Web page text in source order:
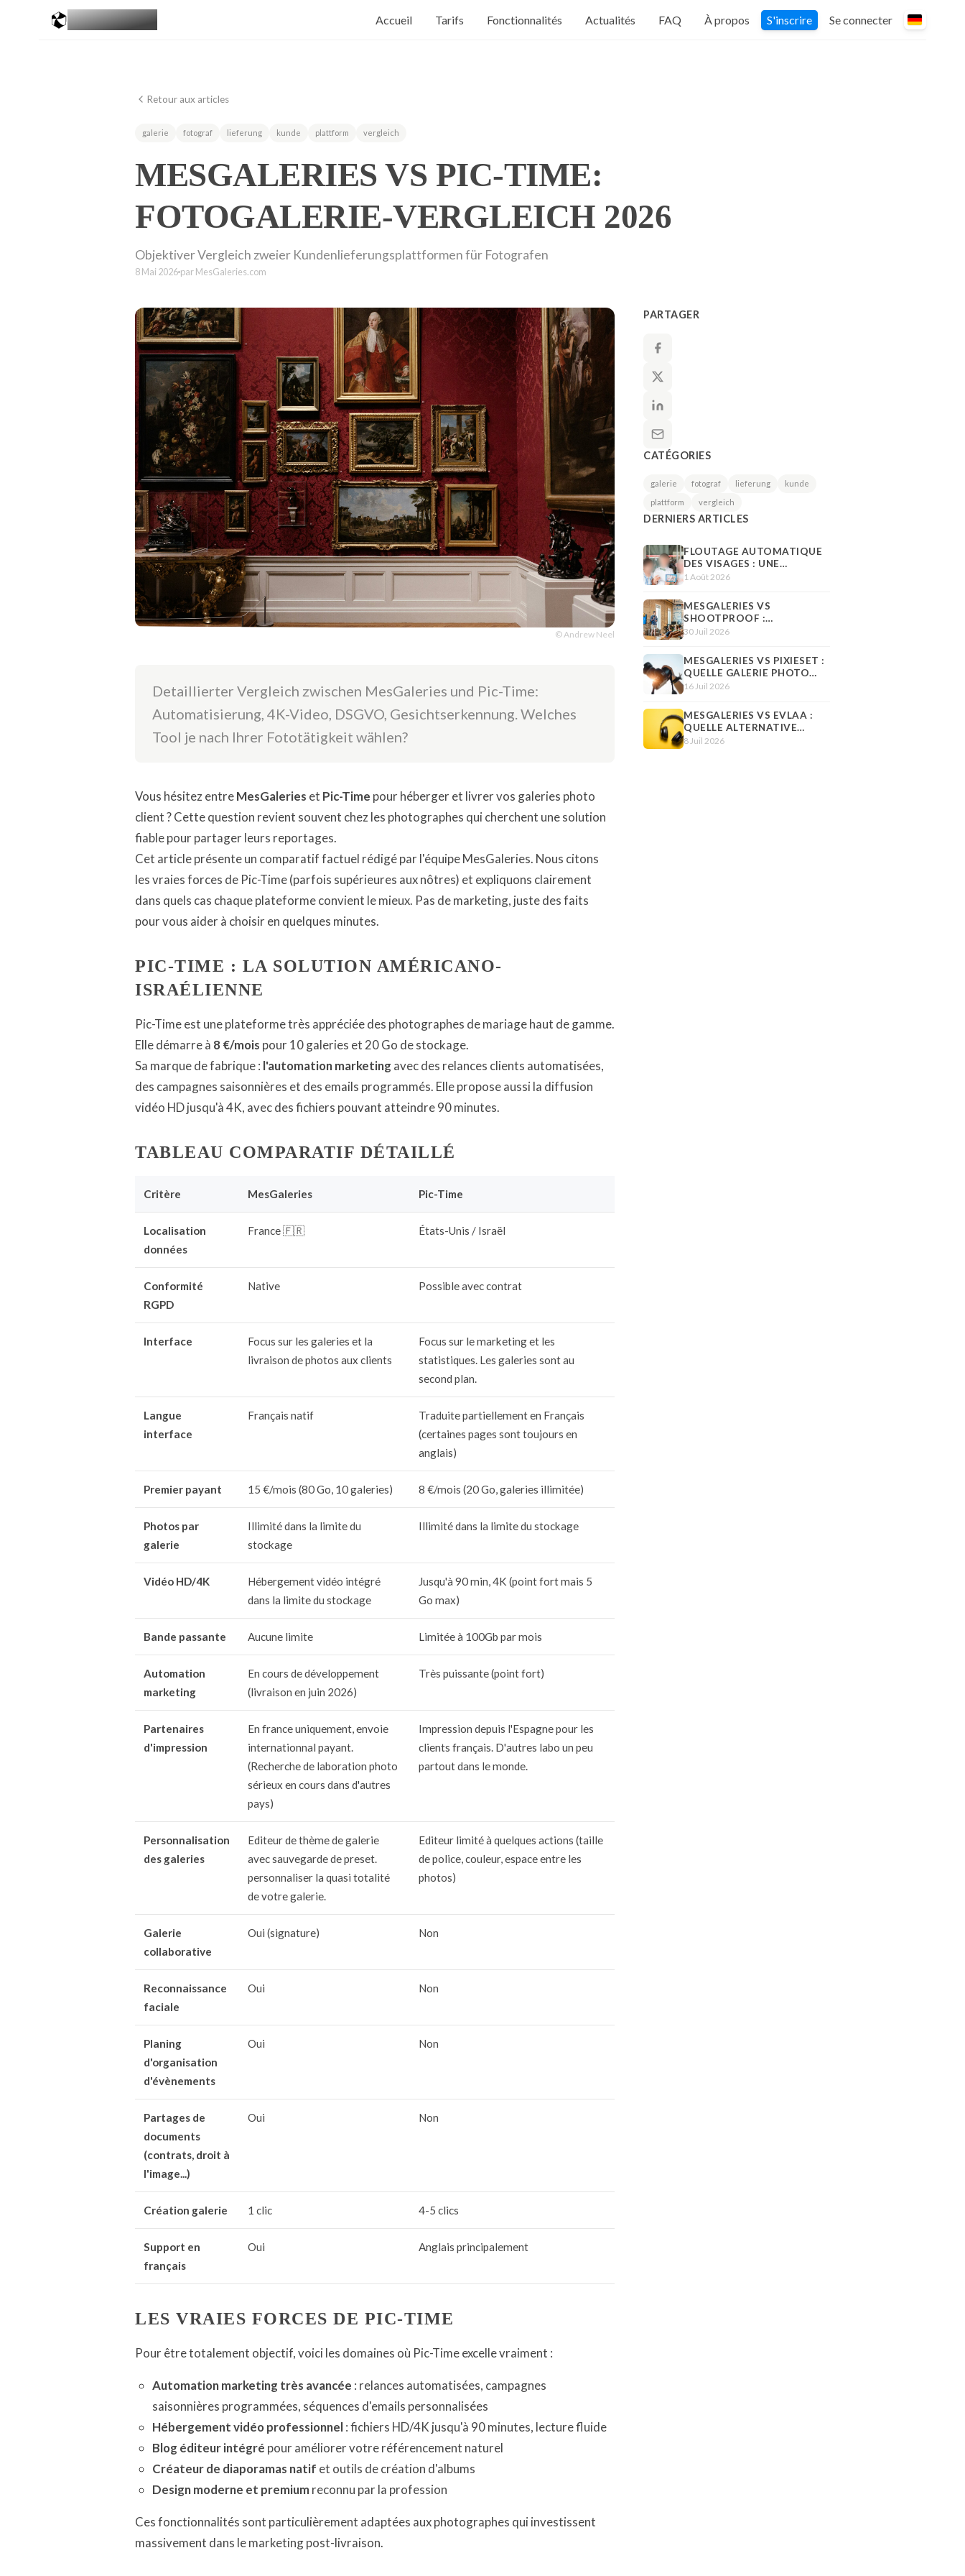
MESGALERIES Accueil Tarifs Fonctionnalités Actualités FAQ À propos S'inscrire Se connecter
Retour aux articles
galerie fotograf lieferung kunde plattform vergleich
MESGALERIES VS PIC-TIME:
FOTOGALERIE-VERGLEICH 2026
Objektiver Vergleich zweier Kundenlieferungsplattformen für Fotografen
8 Mai 2026 par MesGaleries.com
© Andrew Neel
Detaillierter Vergleich zwischen MesGaleries und Pic-Time:
Automatisierung, 4K-Video, DSGVO, Gesichtserkennung. Welches
Tool je nach Ihrer Fototätigkeit wählen?
Vous hésitez entreMesGaleries et Pic-Time pour héberger et livrer vos galeries photo
client ? Cette question revient souvent chez les photographes qui cherchent une solution
fiable pour partager leurs reportages.
Cet article présente un comparatif factuel rédigé par l'équipe MesGaleries. Nous citons
les vraies forces de Pic-Time (parfois supérieures aux nôtres) et expliquons clairement
dans quels cas chaque plateforme convient le mieux. Pas de marketing, juste des faits
pour vous aider à choisir en quelques minutes.
PIC-TIME : LA SOLUTION AMÉRICANO-
ISRAÉLIENNE
Pic-Time est une plateforme très appréciée des photographes de mariage haut de gamme.
Elle démarre à 8 €/mois pour 10 galeries et 20 Go de stockage.
Sa marque de fabrique : l'automation marketing avec des relances clients automatisées,
des campagnes saisonnières et des emails programmés. Elle propose aussi la diffusion
vidéo HD jusqu'à 4K, avec des fichiers pouvant atteindre 90 minutes.
TABLEAU COMPARATIF DÉTAILLÉ
Critère MesGaleries Pic-Time
Localisation
données
France 🇫🇷 États-Unis / Israël
Conformité
RGPD
Native Possible avec contrat
Interface
Focus sur les galeries et la
livraison de photos aux clients
Focus sur le marketing et les
statistiques. Les galeries sont au
second plan.
Langue
interface
Français natif
Traduite partiellement en Français
(certaines pages sont toujours en
anglais)
Premier payant 15 €/mois (80 Go, 10 galeries) 8 €/mois (20 Go, galeries illimitée)
Photos par
galerie
Illimité dans la limite du
stockage
Illimité dans la limite du stockage
Vidéo HD/4K
Hébergement vidéo intégré
dans la limite du stockage
Jusqu'à 90 min, 4K (point fort mais 5
Go max)
Bande passante Aucune limite Limitée à 100Gb par mois
Automation
marketing
En cours de développement
(livraison en juin 2026)
Très puissante (point fort)
Partenaires
d'impression
En france uniquement, envoie
internationnal payant.
(Recherche de laboration photo
sérieux en cours dans d'autres
pays)
Impression depuis l'Espagne pour les
clients français. D'autres labo un peu
partout dans le monde.
Personnalisation
des galeries
Editeur de thème de galerie
avec sauvegarde de preset.
personnaliser la quasi totalité
de votre galerie.
Editeur limité à quelques actions (taille
de police, couleur, espace entre les
photos)
Galerie
collaborative
Oui (signature) Non
Reconnaissance
faciale
Oui Non
Planing
d'organisation
d'évènements
Oui Non
Partages de
documents
(contrats, droit à
l'image...)
Oui Non
Création galerie 1 clic 4-5 clics
Support en
français
Oui Anglais principalement
LES VRAIES FORCES DE PIC-TIME
Pour être totalement objectif, voici les domaines où Pic-Time excelle vraiment :
Automation marketing très avancée : relances automatisées, campagnes
saisonnières programmées, séquences d'emails personnalisées
Hébergement vidéo professionnel: fichiers HD/4K jusqu'à 90 minutes, lecture fluide
Blog éditeur intégré pour améliorer votre référencement naturel
Créateur de diaporamas natif et outils de création d'albums
Design moderne et premiumreconnu par la profession
Ces fonctionnalités sont particulièrement adaptées aux photographes qui investissent
massivement dans le marketing post-livraison.
PARTAGER
CATÉGORIES
galerie fotograf lieferung
kunde
plattform
vergleich
DERNIERS ARTICLES
FLOUTAGE AUTOMATIQUE
DES VISAGES : UNE
RÉPONSE CONCRÈTE AU
1 Août 2026
MESGALERIES VS
SHOOTPROOF :
COMPARATIF POUR
30 Juil 2026
MESGALERIES VS PIXIESET :
QUELLE GALERIE PHOTO
CHOISIR EN 2026 ?
16 Juil 2026
MESGALERIES VS EVLAA :
QUELLE ALTERNATIVE
FRANÇAISE À PIXIESET
8 Juil 2026